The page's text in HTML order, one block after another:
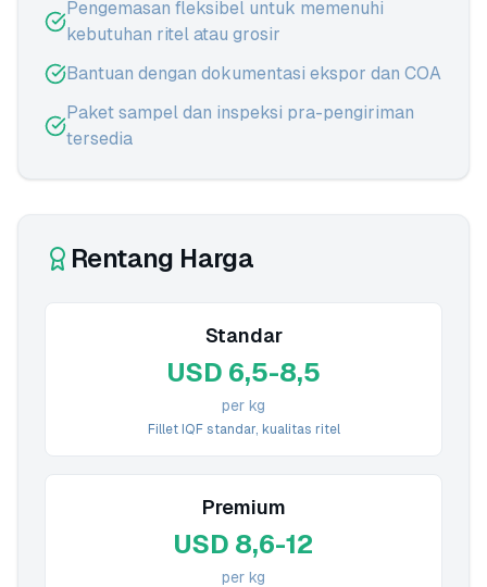
Pengemasan fleksibel untuk memenuhi
kebutuhan ritel atau grosir
Bantuan dengan dokumentasi ekspor dan COA
Paket sampel dan inspeksi pra-pengiriman
tersedia
Rentang Harga
Standar
USD 6,5-8,5
per kg
Fillet IQF standar, kualitas ritel
Premium
USD 8,6-12
per kg